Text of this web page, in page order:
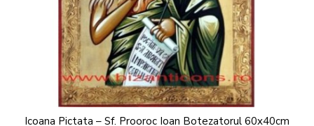
Icoana Pictata – Sf. Prooroc Ioan Botezatorul 60x40cm